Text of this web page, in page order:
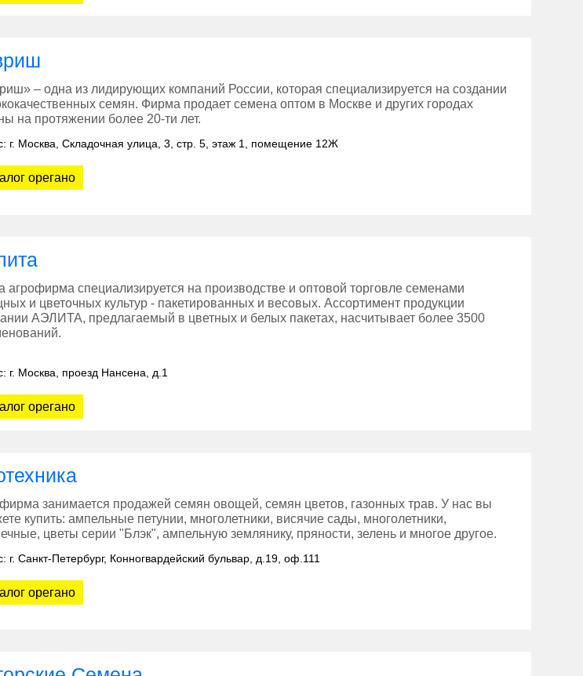
– одна из лидирующих компаний России, которая специализируется на создании
семян. Фирма продает семена оптом в Москве и других городах
на протяжении более 20-ти лет.
г. Москва, Складочная улица, 3, стр. 5, этаж 1, помещение 12Ж
орегано
агрофирма специализируется на производстве и оптовой торговле семенами
и цветочных культур - пакетированных и весовых. Ассортимент продукции
АЭЛИТА, предлагаемый в цветных и белых пакетах, насчитывает более 3500
г. Москва, проезд Нансена, д.1
орегано
занимается продажей семян овощей, семян цветов, газонных трав. У нас вы
купить: ампельные петунии, многолетники, висячие сады, многолетники,
цветы серии "Блэк", ампельную землянику, пряности, зелень и многое другое.
г. Санкт-Петербург, Конногвардейский бульвар, д.19, оф.111
орегано